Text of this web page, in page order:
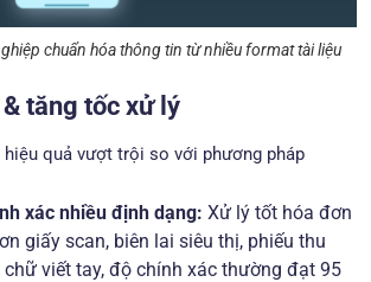
chuẩn hóa thông tin từ nhiều format tài liệu
tăng tốc xử lý
hiệu quả vượt trội so với phương pháp
xác nhiều định dạng: Xử lý tốt hóa đơn
giấy scan, biên lai siêu thị, phiếu thu
chữ viết tay, độ chính xác thường đạt 95